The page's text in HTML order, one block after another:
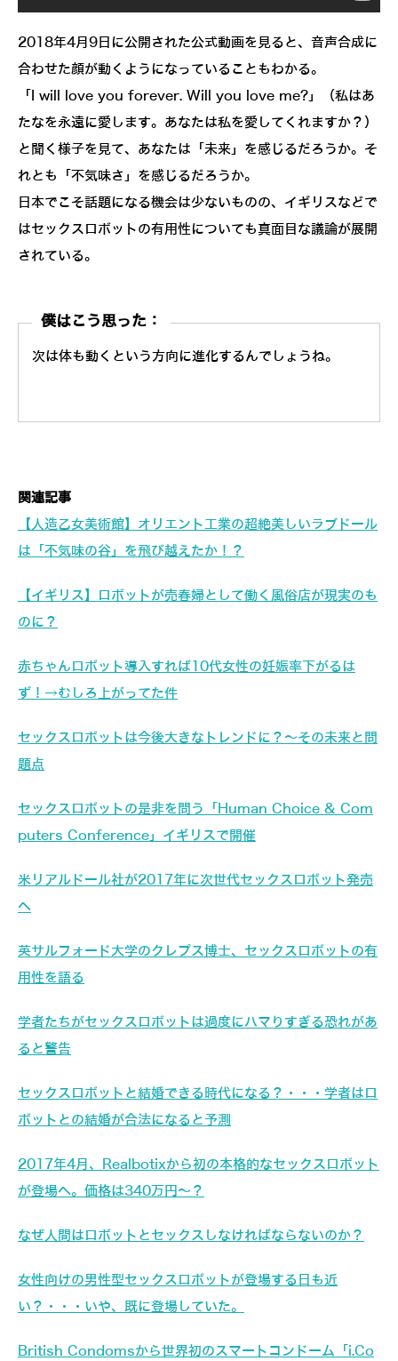
2018年4月9日に公開された公式動画を見ると、音声合成に
合わせた顔が動くようになっていることもわかる。
「I will love you forever. Will you love me?」（私はあ
たなを永遠に愛します。あなたは私を愛してくれますか？）
と聞く様子を見て、あなたは「未来」を感じるだろうか。そ
れとも「不気味さ」を感じるだろうか。
日本でこそ話題になる機会は少ないものの、イギリスなどで
はセックスロボットの有用性についても真面目な議論が展開
されている。
僕はこう思った：
次は体も動くという方向に進化するんでしょうね。
関連記事
【人造乙女美術館】オリエント工業の超絶美しいラブドール
は「不気味の谷」を飛び越えたか！？
【イギリス】ロボットが売春婦として働く風俗店が現実のも
のに？
赤ちゃんロボット導入すれば10代女性の妊娠率下がるは
ず！→むしろ上がってた件
セックスロボットは今後大きなトレンドに？～その未来と問
題点
セックスロボットの是非を問う「Human Choice & Com
puters Conference」イギリスで開催
米リアルドール社が2017年に次世代セックスロボット発売
へ
英サルフォード大学のクレプス博士、セックスロボットの有
用性を語る
学者たちがセックスロボットは過度にハマりすぎる恐れがあ
ると警告
セックスロボットと結婚できる時代になる？・・・学者はロ
ボットとの結婚が合法になると予測
2017年4月、Realbotixから初の本格的なセックスロボット
が登場へ。価格は340万円～？
なぜ人間はロボットとセックスしなければならないのか？
女性向けの男性型セックスロボットが登場する日も近
い？・・・いや、既に登場していた。
British Condomsから世界初のスマートコンドーム「i.Co